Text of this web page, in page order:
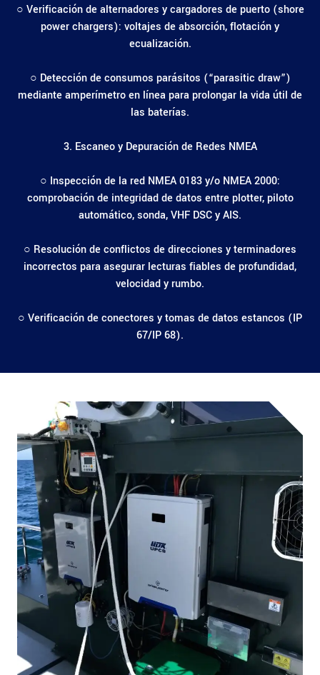
○ Verificación de alternadores y cargadores de puerto (shore
power chargers): voltajes de absorción, flotación y
ecualización.
○ Detección de consumos parásitos (“parasitic draw”)
mediante amperímetro en línea para prolongar la vida útil de
las baterías.
3. Escaneo y Depuración de Redes NMEA
○ Inspección de la red NMEA 0183 y/o NMEA 2000:
comprobación de integridad de datos entre plotter, piloto
automático, sonda, VHF DSC y AIS.
○ Resolución de conflictos de direcciones y terminadores
incorrectos para asegurar lecturas fiables de profundidad,
velocidad y rumbo.
○ Verificación de conectores y tomas de datos estancos (IP
67/IP 68).